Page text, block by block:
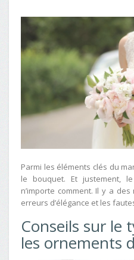
Parmi les éléments clés du
le bouquet. Et justement,
n’importe comment. Il y a
erreurs d’élégance et les
Conseils sur le
les ornements